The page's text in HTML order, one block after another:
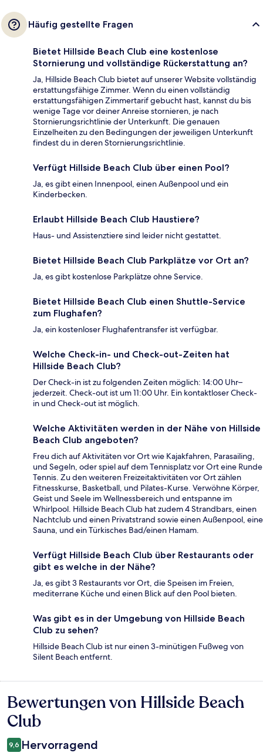
Häufig gestellte Fragen
Bietet Hillside Beach Club eine kostenlose
Stornierung und vollständige Rückerstattung an?
Ja, Hillside Beach Club bietet auf unserer Website vollständig
erstattungsfähige Zimmer. Wenn du einen vollständig
erstattungsfähigen Zimmertarif gebucht hast, kannst du bis
wenige Tage vor deiner Anreise stornieren, je nach
Stornierungsrichtlinie der Unterkunft. Die genauen
Einzelheiten zu den Bedingungen der jeweiligen Unterkunft
findest du in deren Stornierungsrichtlinie.
Verfügt Hillside Beach Club über einen Pool?
Ja, es gibt einen Innenpool, einen Außenpool und ein
Kinderbecken.
Erlaubt Hillside Beach Club Haustiere?
Haus- und Assistenztiere sind leider nicht gestattet.
Bietet Hillside Beach Club Parkplätze vor Ort an?
Ja, es gibt kostenlose Parkplätze ohne Service.
Bietet Hillside Beach Club einen Shuttle-Service
zum Flughafen?
Ja, ein kostenloser Flughafentransfer ist verfügbar.
Welche Check-in- und Check-out-Zeiten hat
Hillside Beach Club?
Der Check-in ist zu folgenden Zeiten möglich: 14:00 Uhr–
jederzeit. Check-out ist um 11:00 Uhr. Ein kontaktloser Check-
in und Check-out ist möglich.
Welche Aktivitäten werden in der Nähe von Hillside
Beach Club angeboten?
Freu dich auf Aktivitäten vor Ort wie Kajakfahren, Parasailing,
und Segeln, oder spiel auf dem Tennisplatz vor Ort eine Runde
Tennis. Zu den weiteren Freizeitaktivitäten vor Ort zählen
Fitnesskurse, Basketball, und Pilates-Kurse. Verwöhne Körper,
Geist und Seele im Wellnessbereich und entspanne im
Whirlpool. Hillside Beach Club hat zudem 4 Strandbars, einen
Nachtclub und einen Privatstrand sowie einen Außenpool, eine
Sauna, und ein Türkisches Bad/einen Hamam.
Verfügt Hillside Beach Club über Restaurants oder
gibt es welche in der Nähe?
Ja, es gibt 3 Restaurants vor Ort, die Speisen im Freien,
mediterrane Küche und einen Blick auf den Pool bieten.
Was gibt es in der Umgebung von Hillside Beach
Club zu sehen?
Hillside Beach Club ist nur einen 3-minütigen Fußweg von
Silent Beach entfernt.
Bewertungen
Bewertungen von Hillside Beach
Club
9,6 Hervorragend